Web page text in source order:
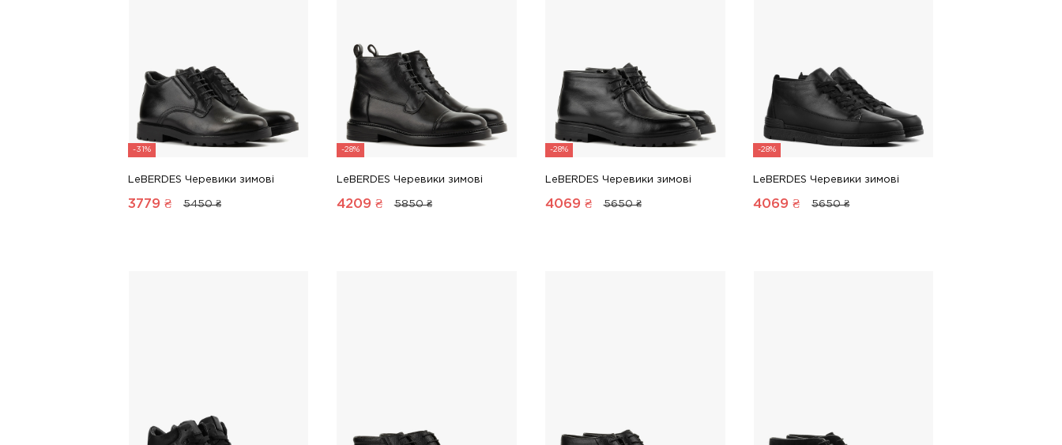
-31%
LeBERDES Черевики зимові
3779 ₴ 5450 ₴
-28%
LeBERDES Черевики зимові
4209 ₴ 5850 ₴
-28%
LeBERDES Черевики зимові
4069 ₴ 5650 ₴
-28%
LeBERDES Черевики зимові
4069 ₴ 5650 ₴